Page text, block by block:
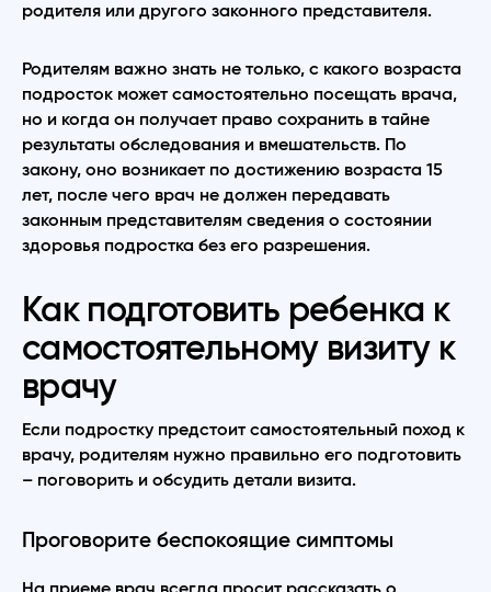
родителя или другого законного представителя.
Родителям важно знать не только, с какого возраста
подросток может самостоятельно посещать врача,
но и когда он получает право сохранить в тайне
результаты обследования и вмешательств. По
закону, оно возникает по достижению возраста 15
лет, после чего врач не должен передавать
законным представителям сведения о состоянии
здоровья подростка без его разрешения.
Как подготовить ребенка к
самостоятельному визиту к
врачу
Если подростку предстоит самостоятельный поход к
врачу, родителям нужно правильно его подготовить
– поговорить и обсудить детали визита.
Проговорите беспокоящие симптомы
На приеме врач всегда просит рассказать о